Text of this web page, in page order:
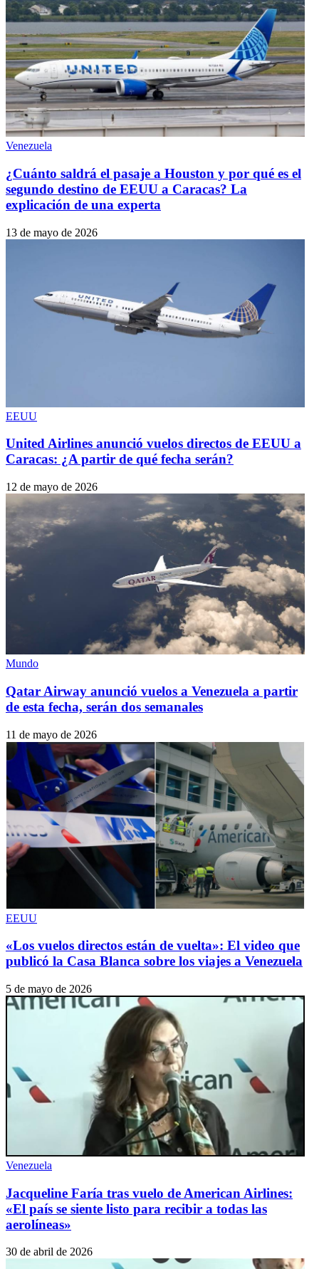
Venezuela
¿Cuánto saldrá el pasaje a Houston y por qué es el
segundo destino de EEUU a Caracas? La
explicación de una experta
13 de mayo de 2026
EEUU
United Airlines anunció vuelos directos de EEUU a
Caracas: ¿A partir de qué fecha serán?
12 de mayo de 2026
Mundo
Qatar Airway anunció vuelos a Venezuela a partir
de esta fecha, serán dos semanales
11 de mayo de 2026
EEUU
«Los vuelos directos están de vuelta»: El video que
publicó la Casa Blanca sobre los viajes a Venezuela
5 de mayo de 2026
Venezuela
Jacqueline Faría tras vuelo de American Airlines:
«El país se siente listo para recibir a todas las
aerolíneas»
30 de abril de 2026